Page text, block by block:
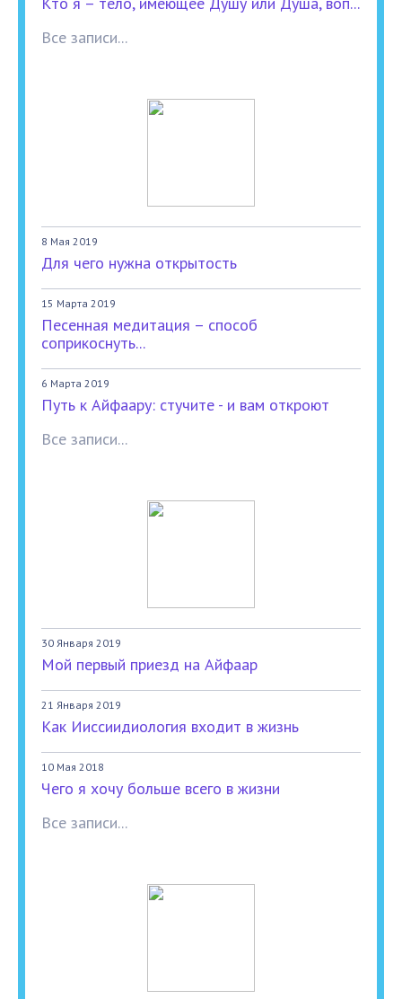
Все записи...
8 Мая 2019
Для чего нужна открытость
15 Марта 2019
Песенная медитация – способ
соприкоснуть...
6 Марта 2019
Путь к Айфаару: стучите - и вам откроют
Все записи...
30 Января 2019
Мой первый приезд на Айфаар
21 Января 2019
Как Ииссиидиология входит в жизнь
10 Мая 2018
Чего я хочу больше всего в жизни
Все записи...